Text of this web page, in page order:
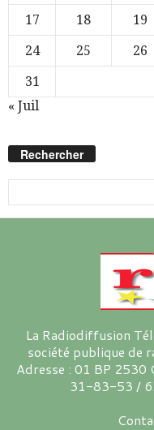
17
18 19
24
25 26
31
« Juil
Rechercher
La Radiodiffusion
société publique de
Adresse : 01 BP 2530
31-83-53 /